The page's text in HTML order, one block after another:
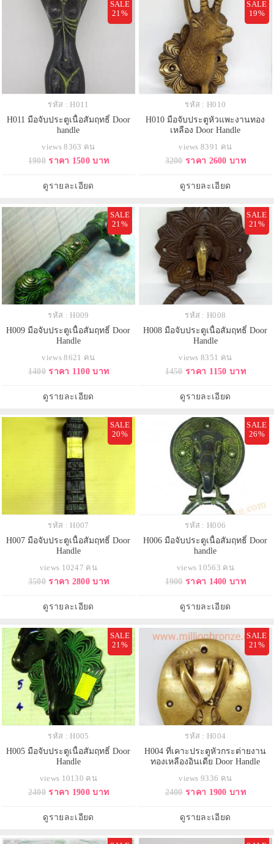
SALE
21%
รหัส : H011
H011 มือจับประตูเนื้อสัมฤทธิ์ Door
handle
views 8363 คน
1900 ราคา 1500 บาท
ดูรายละเอียด
SALE
19%
รหัส : H010
H010 มือจับประตูหัวแพะงานทอง
เหลือง Door Handle
views 8391 คน
3200 ราคา 2600 บาท
ดูรายละเอียด
SALE
21%
รหัส : H009
H009 มือจับประตูเนื้อสัมฤทธิ์ Door
Handle
views 8621 คน
1400 ราคา 1100 บาท
ดูรายละเอียด
SALE
21%
รหัส : H008
H008 มือจับประตูเนื้อสัมฤทธิ์ Door
Handle
views 8351 คน
1450 ราคา 1150 บาท
ดูรายละเอียด
SALE
20%
รหัส : H007
H007 มือจับประตูเนื้อสัมฤทธิ์ Door
Handle
views 10247 คน
3500 ราคา 2800 บาท
ดูรายละเอียด
SALE
26%
รหัส : H006
H006 มือจับประตูเนื้อสัมฤทธิ์ Door
handle
views 10563 คน
1900 ราคา 1400 บาท
ดูรายละเอียด
SALE
21%
รหัส : H005
H005 มือจับประตูเนื้อสัมฤทธิ์ Door
Handle
views 10130 คน
2400 ราคา 1900 บาท
ดูรายละเอียด
SALE
21%
รหัส : H004
H004 ที่เคาะประตูหัวกระต่ายงาน
ทองเหลืองอินเดีย Door Handle
views 9336 คน
2400 ราคา 1900 บาท
ดูรายละเอียด